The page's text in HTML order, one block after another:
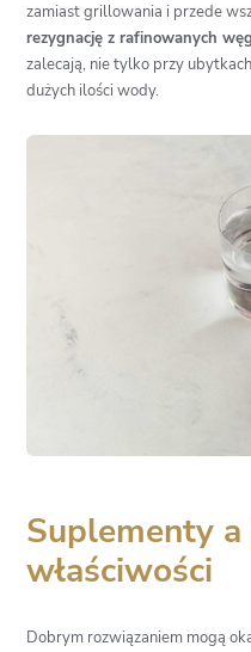
zamiast grillowania i przede
rezygnację z rafinowanych
zalecają, nie tylko przy
dużych ilości wody.
Suplementy
właściwości
Dobrym rozwiązaniem mogą